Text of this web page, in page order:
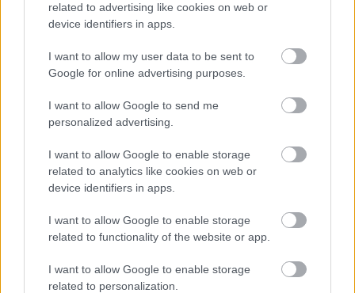
related to advertising like cookies on web or
device identifiers in apps.
I want to allow my user data to be sent to
Google for online advertising purposes.
I want to allow Google to send me
personalized advertising.
I want to allow Google to enable storage
related to analytics like cookies on web or
device identifiers in apps.
I want to allow Google to enable storage
related to functionality of the website or app.
I want to allow Google to enable storage
related to personalization.